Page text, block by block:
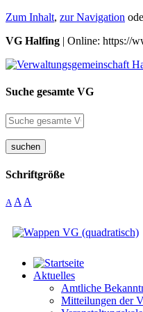
Zum Inhalt, zur Navigation
VG Halfing | Online: https://
Suche gesamte VG
suchen
Schriftgröße
A A A
Aktuelles
Amtliche
Mitteilungen der